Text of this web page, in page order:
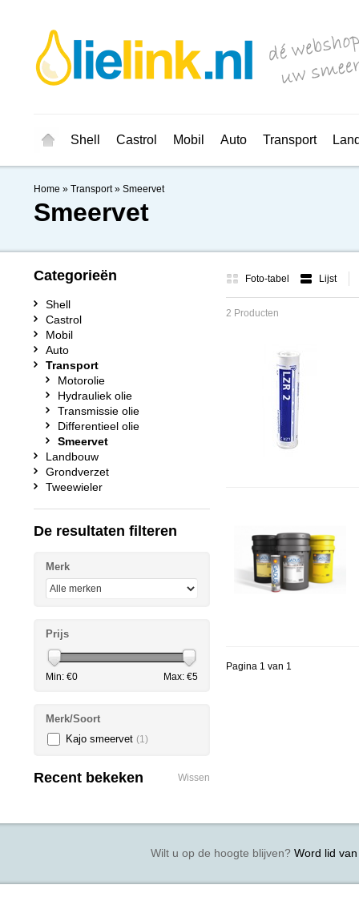
Shell Castrol Mobil Auto Transport
Home » Transport» Smeervet
Smeervet
Foto-tabel Lijst
2 Producten
Pagina 1 van 1
Categorieën
Shell
Castrol
Mobil
Auto
Transport
Motorolie
Hydrauliek olie
Transmissie olie
Differentieel olie
Smeervet
Landbouw
Grondverzet
Tweewieler
De resultaten filteren
Merk
Prijs
Min: €0 Max: €5
Merk/Soort
Kajo smeervet (1)
Recent bekeken Wissen
Wilt u op de hoogte blijven?Word lid van